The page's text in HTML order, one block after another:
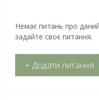
Немає питань про
задайте своє питання.
+ Додати питання